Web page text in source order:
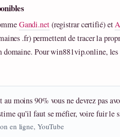
Gandi.net(registrar certifié) et
.fr) permettent de tracer la
domaine. Pour win881vip.online,
au moins 90% vous ne devrez pas
qu’il faut se méfier, voire fuir le
en ligne, YouTube